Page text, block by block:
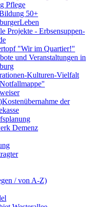
Pflege
50+
Projekte - Erbsensuppen-
"Wir im Quartier!"
und Veranstaltungen in
Kulturen-Vielfalt
der
Demenz
/ von A-Z)